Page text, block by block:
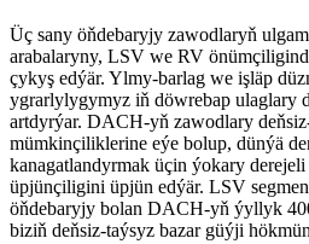
Üç sany öňdebaryjy zawodlaryň
arabalaryny, LSV we RV
çykyş edýär. Ylmy-barlag we işläp
ygrarlylygymyz iň döwrebap ulaglary
artdyrýar. DACH-yň zawodlary
mümkinçiliklerine eýe bolup, dünýä
kanagatlandyrmak üçin ýokary
üpjünçiligini üpjün edýär. LSV
öňdebaryjy bolan DACH-yň ýyllyk
biziň deňsiz-taýsyz bazar güýji